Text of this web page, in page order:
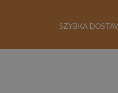
SZYBKA